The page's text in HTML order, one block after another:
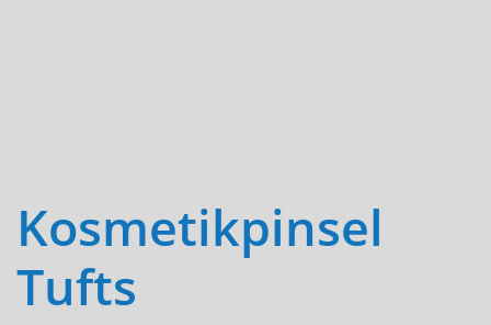
Kosmetikpinsel
Tufts